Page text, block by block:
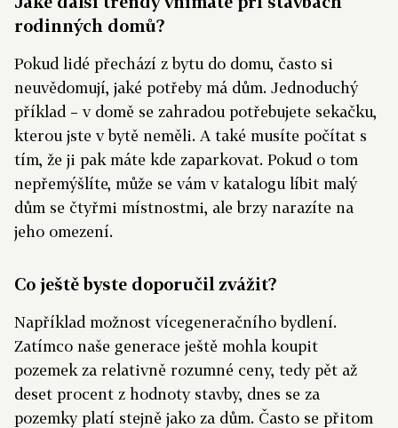
rodinných domů?
Pokud lidé přechází z bytu do domu, často si
neuvědomují, jaké potřeby má dům. Jednoduchý
příklad – v domě se zahradou potřebujete sekačku,
kterou jste v bytě neměli. A také musíte počítat s
tím, že ji pak máte kde zaparkovat. Pokud o tom
nepřemýšlíte, může se vám v katalogu líbit malý
dům se čtyřmi místnostmi, ale brzy narazíte na
jeho omezení.
Co ještě byste doporučil zvážit?
Například možnost vícegeneračního bydlení.
Zatímco naše generace ještě mohla koupit
pozemek za relativně rozumné ceny, tedy pět až
deset procent z hodnoty stavby, dnes se za
pozemky platí stejně jako za dům. Často se přitom